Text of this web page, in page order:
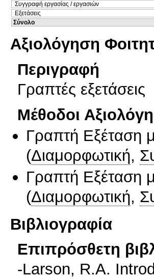
Συγγραφή εργασίας / εργασιών
Εξετάσεις
Σύνολο
Αξιολόγηση
Περιγραφή
Γραπτές εξετάσεις
Μέθοδοι
Γραπτή Εξέταση
(Διαμορφωτική,
Γραπτή Εξέταση
(Διαμορφωτική,
Βιβλιογραφία
Επιπρόσθετη
-Larson, R.A.